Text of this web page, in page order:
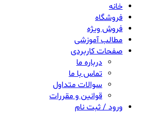
خانه
فروشگاه
فروش ویژه
مطالب آموزشی
صفحات کاربردی
درباره ما
تماس با ما
سوالات متداول
قوانین و مقررات
ورود / ثبت نام